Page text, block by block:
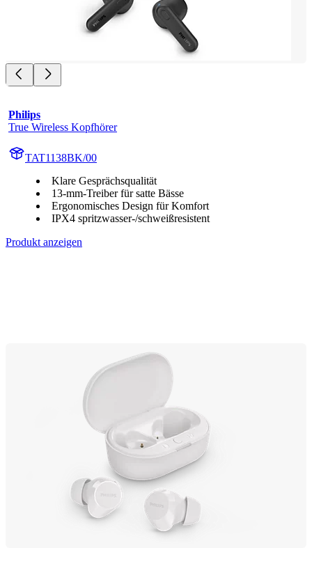
Philips
True Wireless Kopfhörer
TAT1138BK/00
Klare Gesprächsqualität
13-mm-Treiber für satte Bässe
Ergonomisches Design für Komfort
IPX4 spritzwasser-/schweißresistent
Produkt anzeigen